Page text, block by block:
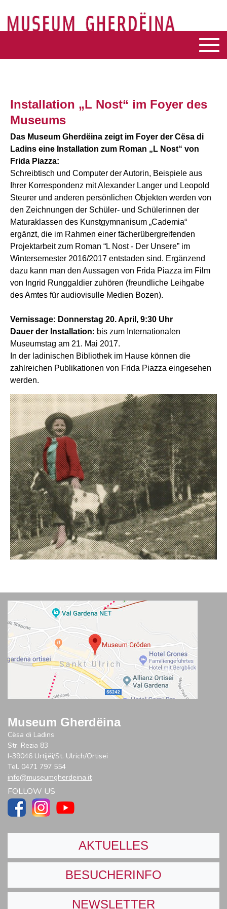
Installation „L Nost“ im Foyer des
Museums
Das Museum Gherdëina zeigt im Foyer der Cësa di
Ladins eine Installation zum Roman „L Nost“ von
Frida Piazza:
Schreibtisch und Computer der Autorin, Beispiele aus
Ihrer Korrespondenz mit Alexander Langer und Leopold
Steurer und anderen persönlichen Objekten werden von
den Zeichnungen der Schüler- und Schülerinnen der
Maturaklassen des Kunstgymnanisum „Cademia“
ergänzt, die im Rahmen einer fächerübergreifenden
Projektarbeit zum Roman “L Nost - Der Unsere” im
Wintersemester 2016/2017 entstaden sind. Ergänzend
dazu kann man den Aussagen von Frida Piazza im Film
von Ingrid Runggaldier zuhören (freundliche Leihgabe
des Amtes für audiovisulle Medien Bozen).
Vernissage: Donnerstag 20. April, 9:30 Uhr
Dauer der Installation: bis zum Internationalen
Museumstag am 21. Mai 2017.
In der ladinischen Bibliothek im Hause können die
zahlreichen Publikationen von Frida Piazza eingesehen
werden.
Museum Gherdëina
Cësa di Ladins
Str. Rezia 83
I-39046 Urtijëi/St. Ulrich/Ortisei
Tel. 0471 797 554
info@museumgherdeina.it
FOLLOW US
AKTUELLES
BESUCHERINFO
NEWSLETTER